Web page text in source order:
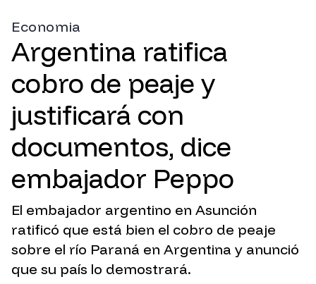
Economia
Argentina ratifica
cobro de peaje y
justificará con
documentos, dice
embajador Peppo
El embajador argentino en Asunción
ratificó que está bien el cobro de peaje
sobre el río Paraná en Argentina y anunció
que su país lo demostrará.